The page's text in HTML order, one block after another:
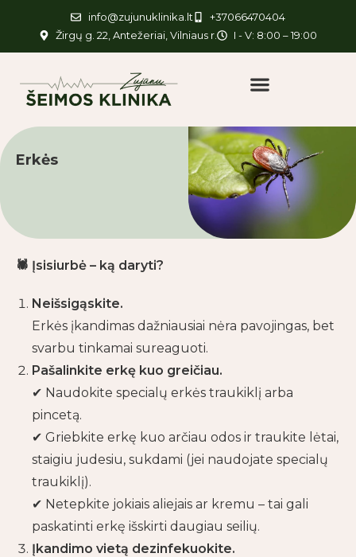
info@zujunuklinika.lt
+37066470404
Žirgų g. 22, Antežeriai, Vilniaus r.
I - V: 8:00 – 19:00
Erkės
🕷️ Įsisiurbė – ką daryti?
Neišsigąskite.
Erkės įkandimas dažniausiai nėra pavojingas, bet
svarbu tinkamai sureaguoti.
Pašalinkite erkę kuo greičiau.
✔ Naudokite specialų erkės traukiklį arba
pincetą.
✔ Griebkite erkę kuo arčiau odos ir traukite lėtai,
staigiu judesiu, sukdami (jei naudojate specialų
traukiklį).
✔ Netepkite jokiais aliejais ar kremu – tai gali
paskatinti erkę išskirti daugiau seilių.
Įkandimo vietą dezinfekuokite.